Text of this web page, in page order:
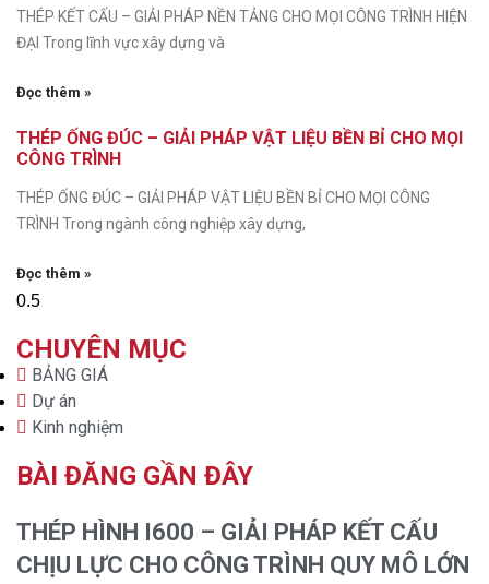
THÉP KẾT CẤU – GIẢI PHÁP NỀN TẢNG CHO MỌI CÔNG TRÌNH HIỆN
ĐẠI Trong lĩnh vực xây dựng và
Đọc thêm »
THÉP ỐNG ĐÚC – GIẢI PHÁP VẬT LIỆU BỀN BỈ CHO MỌI
CÔNG TRÌNH
THÉP ỐNG ĐÚC – GIẢI PHÁP VẬT LIỆU BỀN BỈ CHO MỌI CÔNG
TRÌNH Trong ngành công nghiệp xây dựng,
Đọc thêm »
CHUYÊN MỤC
BẢNG GIÁ
Dự án
Kinh nghiệm
BÀI ĐĂNG GẦN ĐÂY
THÉP HÌNH I600 – GIẢI PHÁP KẾT CẤU
CHỊU LỰC CHO CÔNG TRÌNH QUY MÔ LỚN